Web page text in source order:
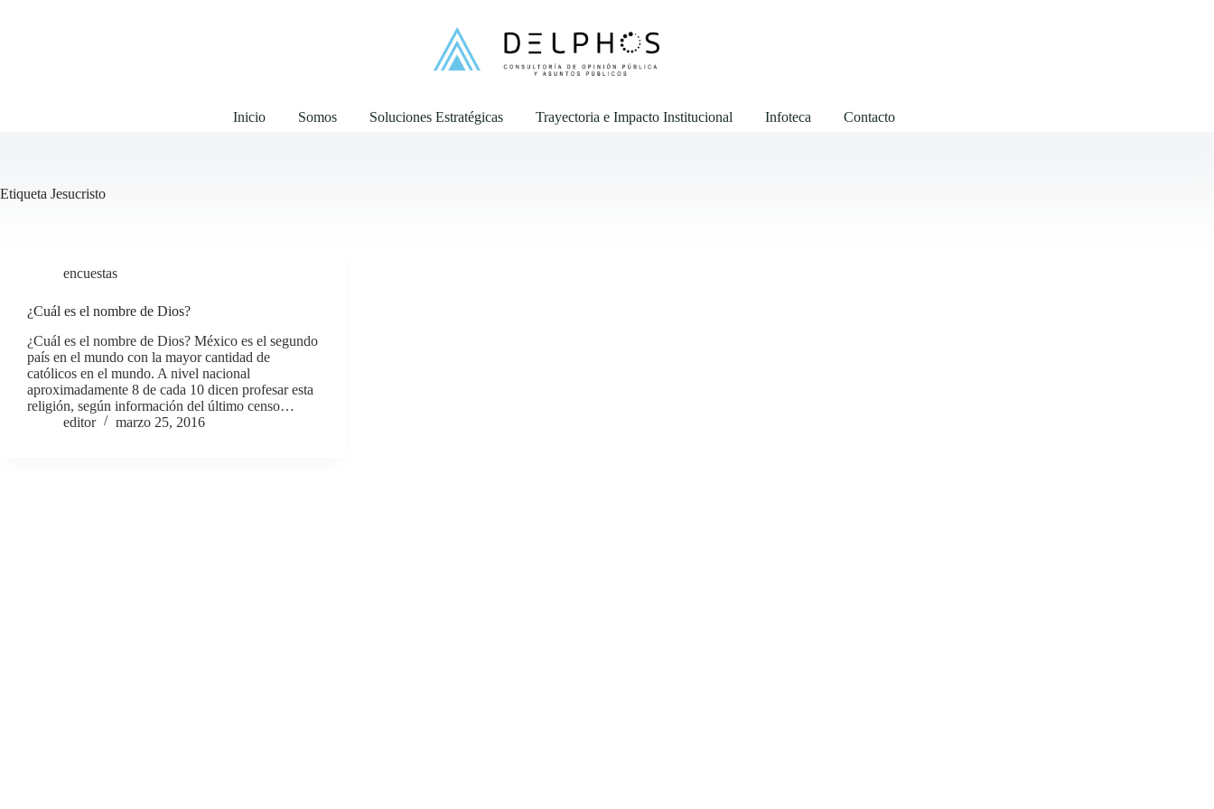
Inicio Somos Soluciones Estratégicas Trayectoria e Impacto Institucional Infoteca Contacto
Etiqueta Jesucristo
encuestas
¿Cuál es el nombre de Dios?
¿Cuál es el nombre de Dios? México es el segundo
país en el mundo con la mayor cantidad de
católicos en el mundo. A nivel nacional
aproximadamente 8 de cada 10 dicen profesar esta
religión, según información del último censo…
editor
marzo 25, 2016